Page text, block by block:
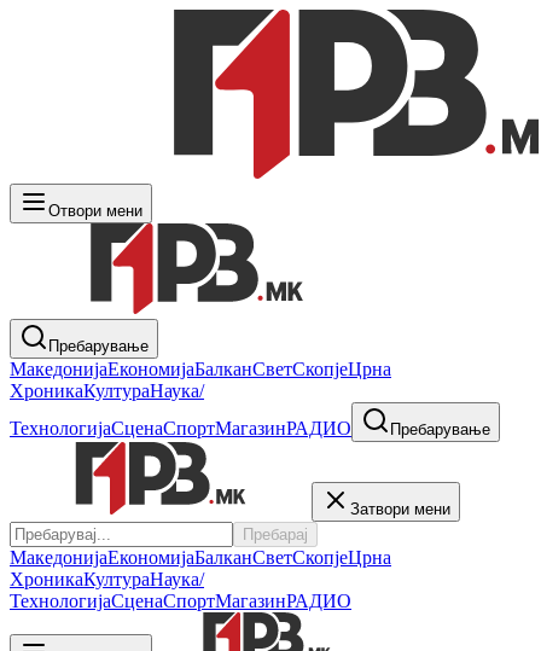
Отвори мени
Пребарување
МакедонијаЕкономијаБалканСветСкопјеЦрна
ХроникаКултураНаука/
ТехнологијаСценаСпортМагазинРАДИО Пребарување
Затвори мени
Пребарај
МакедонијаЕкономијаБалканСветСкопјеЦрна
ХроникаКултураНаука/
ТехнологијаСценаСпортМагазинРАДИО